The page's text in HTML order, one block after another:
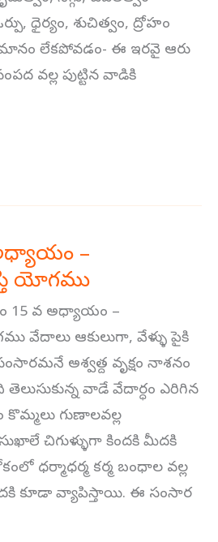
ధైర్యం, శుచిత్వం, ద్రోహం
లేకపోవడం- ఈ ఇరవై ఆరు
వల్ల పుట్టిన వాడికి
–
యోగము
15 వ అధ్యాయం –
వేదాలు ఆకులుగా, వేళ్ళు పైకి
అశ్వత్ద వృక్షం నాశనం
వాడే వేదార్ధం ఎరిగిన
కొమ్మలు గుణాలవల్ల
చిగుళ్ళుగా కిందకి మీదకి
ధర్మాధర్మ కర్మ బంధాల వల్ల
కూడా వ్యాపిస్తాయి. ఈ సంసార